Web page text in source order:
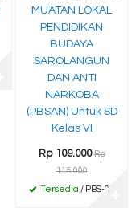
MUATAN LOKAL
PENDIDIKAN
BUDAYA
SAROLANGUN
DAN ANTI
NARKOBA
(PBSAN) Untuk SD
Kelas VI
Rp 109.000 Rp
115.000
Tersedia / PBS-06